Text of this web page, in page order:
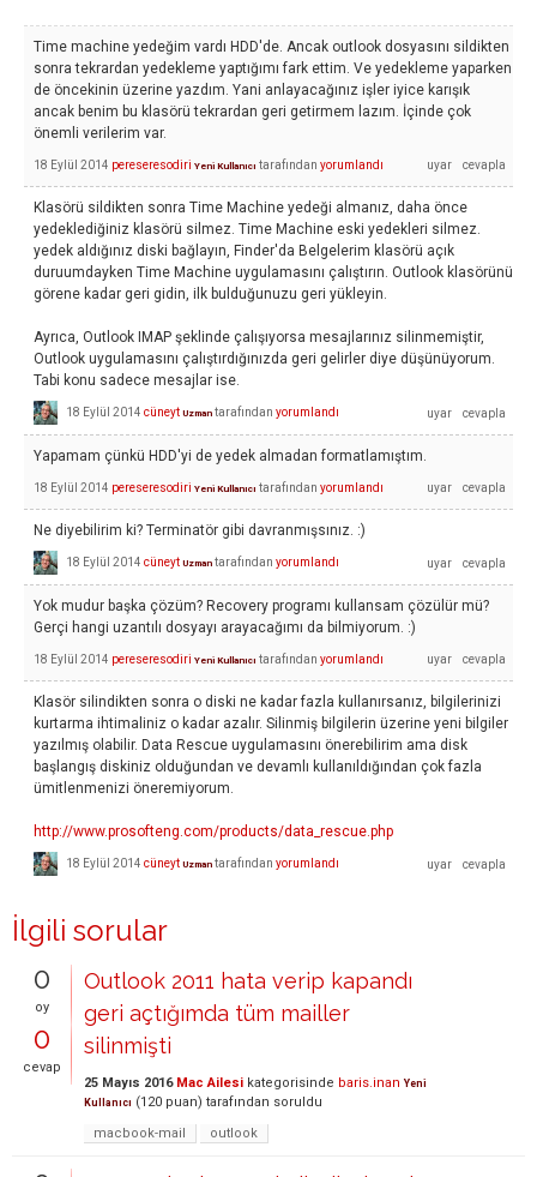
Time machine yedeğim vardı HDD'de. Ancak outlook dosyasını sildikten
sonra tekrardan yedekleme yaptığımı fark ettim. Ve yedekleme yaparken
de öncekinin üzerine yazdım. Yani anlayacağınız işler iyice karışık
ancak benim bu klasörü tekrardan geri getirmem lazım. İçinde çok
önemli verilerim var.
18 Eylül 2014 pereseresodiri Yeni Kullanıcı tarafından yorumlandı
Klasörü sildikten sonra Time Machine yedeği almanız, daha önce
yedeklediğiniz klasörü silmez. Time Machine eski yedekleri silmez.
yedek aldığınız diski bağlayın, Finder'da Belgelerim klasörü açık
duruumdayken Time Machine uygulamasını çalıştırın. Outlook klasörünü
görene kadar geri gidin, ilk bulduğunuzu geri yükleyin.
Ayrıca, Outlook IMAP şeklinde çalışıyorsa mesajlarınız silinmemiştir,
Outlook uygulamasını çalıştırdığınızda geri gelirler diye düşünüyorum.
Tabi konu sadece mesajlar ise.
18 Eylül 2014 cüneyt Uzman tarafından yorumlandı
Yapamam çünkü HDD'yi de yedek almadan formatlamıştım.
18 Eylül 2014 pereseresodiri Yeni Kullanıcı tarafından yorumlandı
Ne diyebilirim ki? Terminatör gibi davranmışsınız. :)
18 Eylül 2014 cüneyt Uzman tarafından yorumlandı
Yok mudur başka çözüm? Recovery programı kullansam çözülür mü?
Gerçi hangi uzantılı dosyayı arayacağımı da bilmiyorum. :)
18 Eylül 2014 pereseresodiri Yeni Kullanıcı tarafından yorumlandı
Klasör silindikten sonra o diski ne kadar fazla kullanırsanız, bilgilerinizi
kurtarma ihtimaliniz o kadar azalır. Silinmiş bilgilerin üzerine yeni bilgiler
yazılmış olabilir. Data Rescue uygulamasını önerebilirim ama disk
başlangış diskiniz olduğundan ve devamlı kullanıldığından çok fazla
ümitlenmenizi öneremiyorum.
http://www.prosofteng.com/products/data_rescue.php
18 Eylül 2014 cüneyt Uzman tarafından yorumlandı
İlgili sorular
0
oy
0
cevap
Outlook 2011 hata verip kapandı
geri açtığımda tüm mailler
silinmişti
25 Mayıs 2016 Mac Ailesi kategorisinde baris.inan Yeni
Kullanıcı (120 puan) tarafından soruldu
macbook-mail
outlook